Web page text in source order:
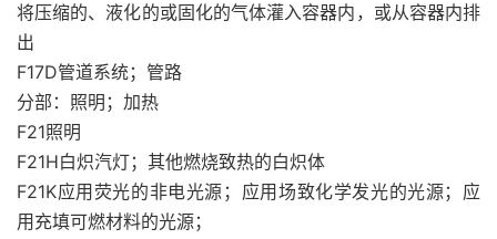
将压缩的、液化的或固化的气体灌入容器内，或从容器内排
出
F17D管道系统；管路
分部：照明；加热
F21照明
F21H白炽汽灯；其他燃烧致热的白炽体
F21K应用荧光的非电光源；应用场致化学发光的光源；应
用充填可燃材料的光源；